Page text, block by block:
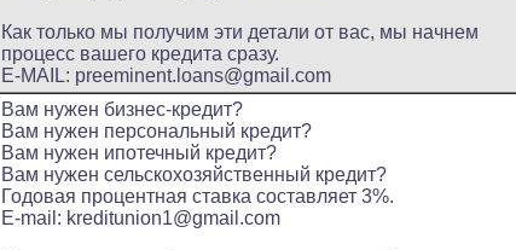
Как только мы получим эти детали от вас, мы начнем
процесс вашего кредита сразу.
E-MAIL: preeminent.loans@gmail.com
Вам нужен бизнес-кредит?
Вам нужен персональный кредит?
Вам нужен ипотечный кредит?
Вам нужен сельскохозяйственный кредит?
Годовая процентная ставка составляет 3%.
E-mail: kreditunion1@gmail.com